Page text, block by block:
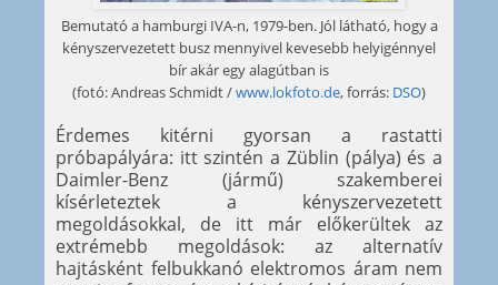
Bemutató a hamburgi IVA-n, 1979-ben. Jól látható, hogy a
kényszervezetett busz mennyivel kevesebb helyigénnyel
bír akár egy alagútban is
(fotó: Andreas Schmidt /www.lokfoto.de, forrás: DSO)
Érdemes kitérni gyorsan a rastatti
próbapályára: itt szintén a Züblin (pálya) és a
Daimler-Benz (jármű) szakemberei
kísérleteztek a kényszervezetett
megoldásokkal, de itt már előkerültek az
extrémebb megoldások: az alternatív
hajtásként felbukkanó elektromos áram nem